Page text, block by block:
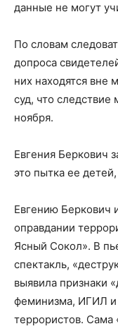
данные не могут
По словам
допроса
них находятся вне
суд, что
ноября.
Евгения Беркович
это пытка ее
Евгению Беркович
оправдании
Ясный Сокол». В
спектакль,
выявила признаки
феминизма, ИГИЛ и
террористов. Сама